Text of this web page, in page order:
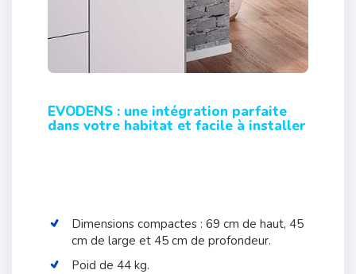
EVODENS : une intégration parfaite
dans votre habitat et facile à installer
Dimensions compactes : 69 cm de haut, 45
cm de large et 45 cm de profondeur.
Poid de 44 kg.